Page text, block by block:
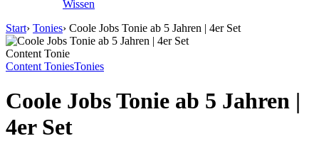
Wissen
Start› Tonies› Coole Jobs Tonie ab 5 Jahren | 4er Set
Content Tonie
Content ToniesTonies
Coole Jobs Tonie ab 5 Jahren |
4er Set